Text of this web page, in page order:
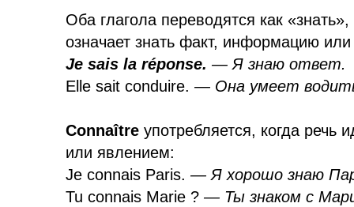
Оба глагола переводятся как
означает знать факт, информацию
Je sais la réponse. — Я знаю ответ.
Elle sait conduire. — Она умеет
Connaître употребляется, когда речь
или явлением:
Je connais Paris. — Я хорошо знаю
Tu connais Marie ? — Ты знаком с